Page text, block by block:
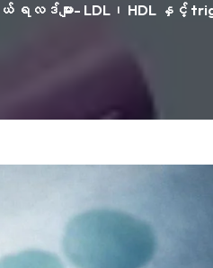
ဒ်များ- LDL၊ HDL နှင့်